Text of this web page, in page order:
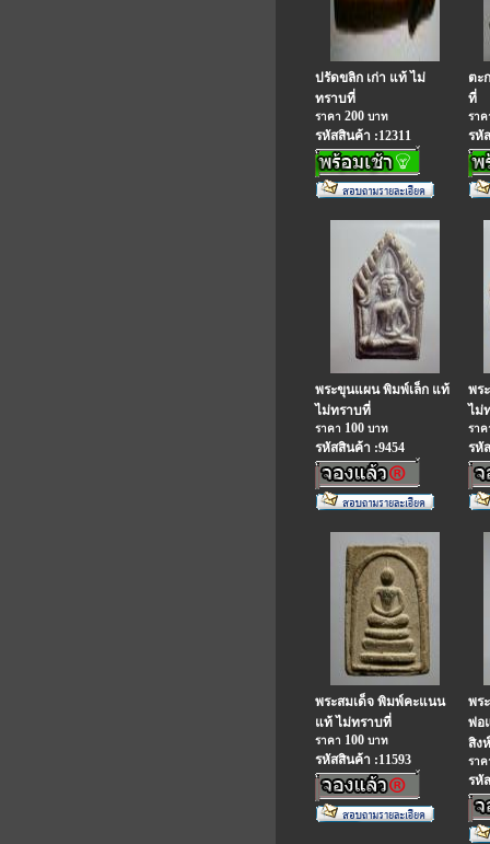
ปรัดขลิก เก่า แท้ ไม่
ทราบที่
ราคา 200 บาท
รหัสสินค้า :12311
ตะ
ที่
รา
รหั
พระขุนแผน พิมพ์เล็ก แท้
ไม่ทราบที่
ราคา 100 บาท
รหัสสินค้า :9454
พร
ไม่
รา
รหั
พระสมเด็จ พิมพ์คะแนน
แท้ ไม่ทราบที่
ราคา 100 บาท
รหัสสินค้า :11593
พร
พ่อ
สิง
รา
รหั